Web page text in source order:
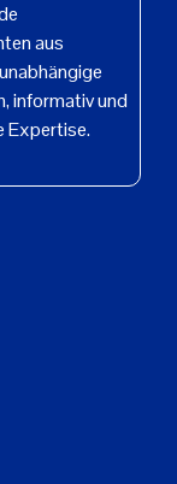
aus
informativ und
Expertise.